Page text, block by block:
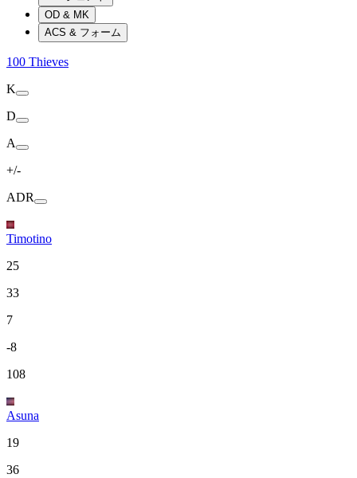
OD & MK
ACS & フォーム
100 Thieves
K
D
A
+/-
ADR
Timotino
25
33
7
-8
108
Asuna
19
36